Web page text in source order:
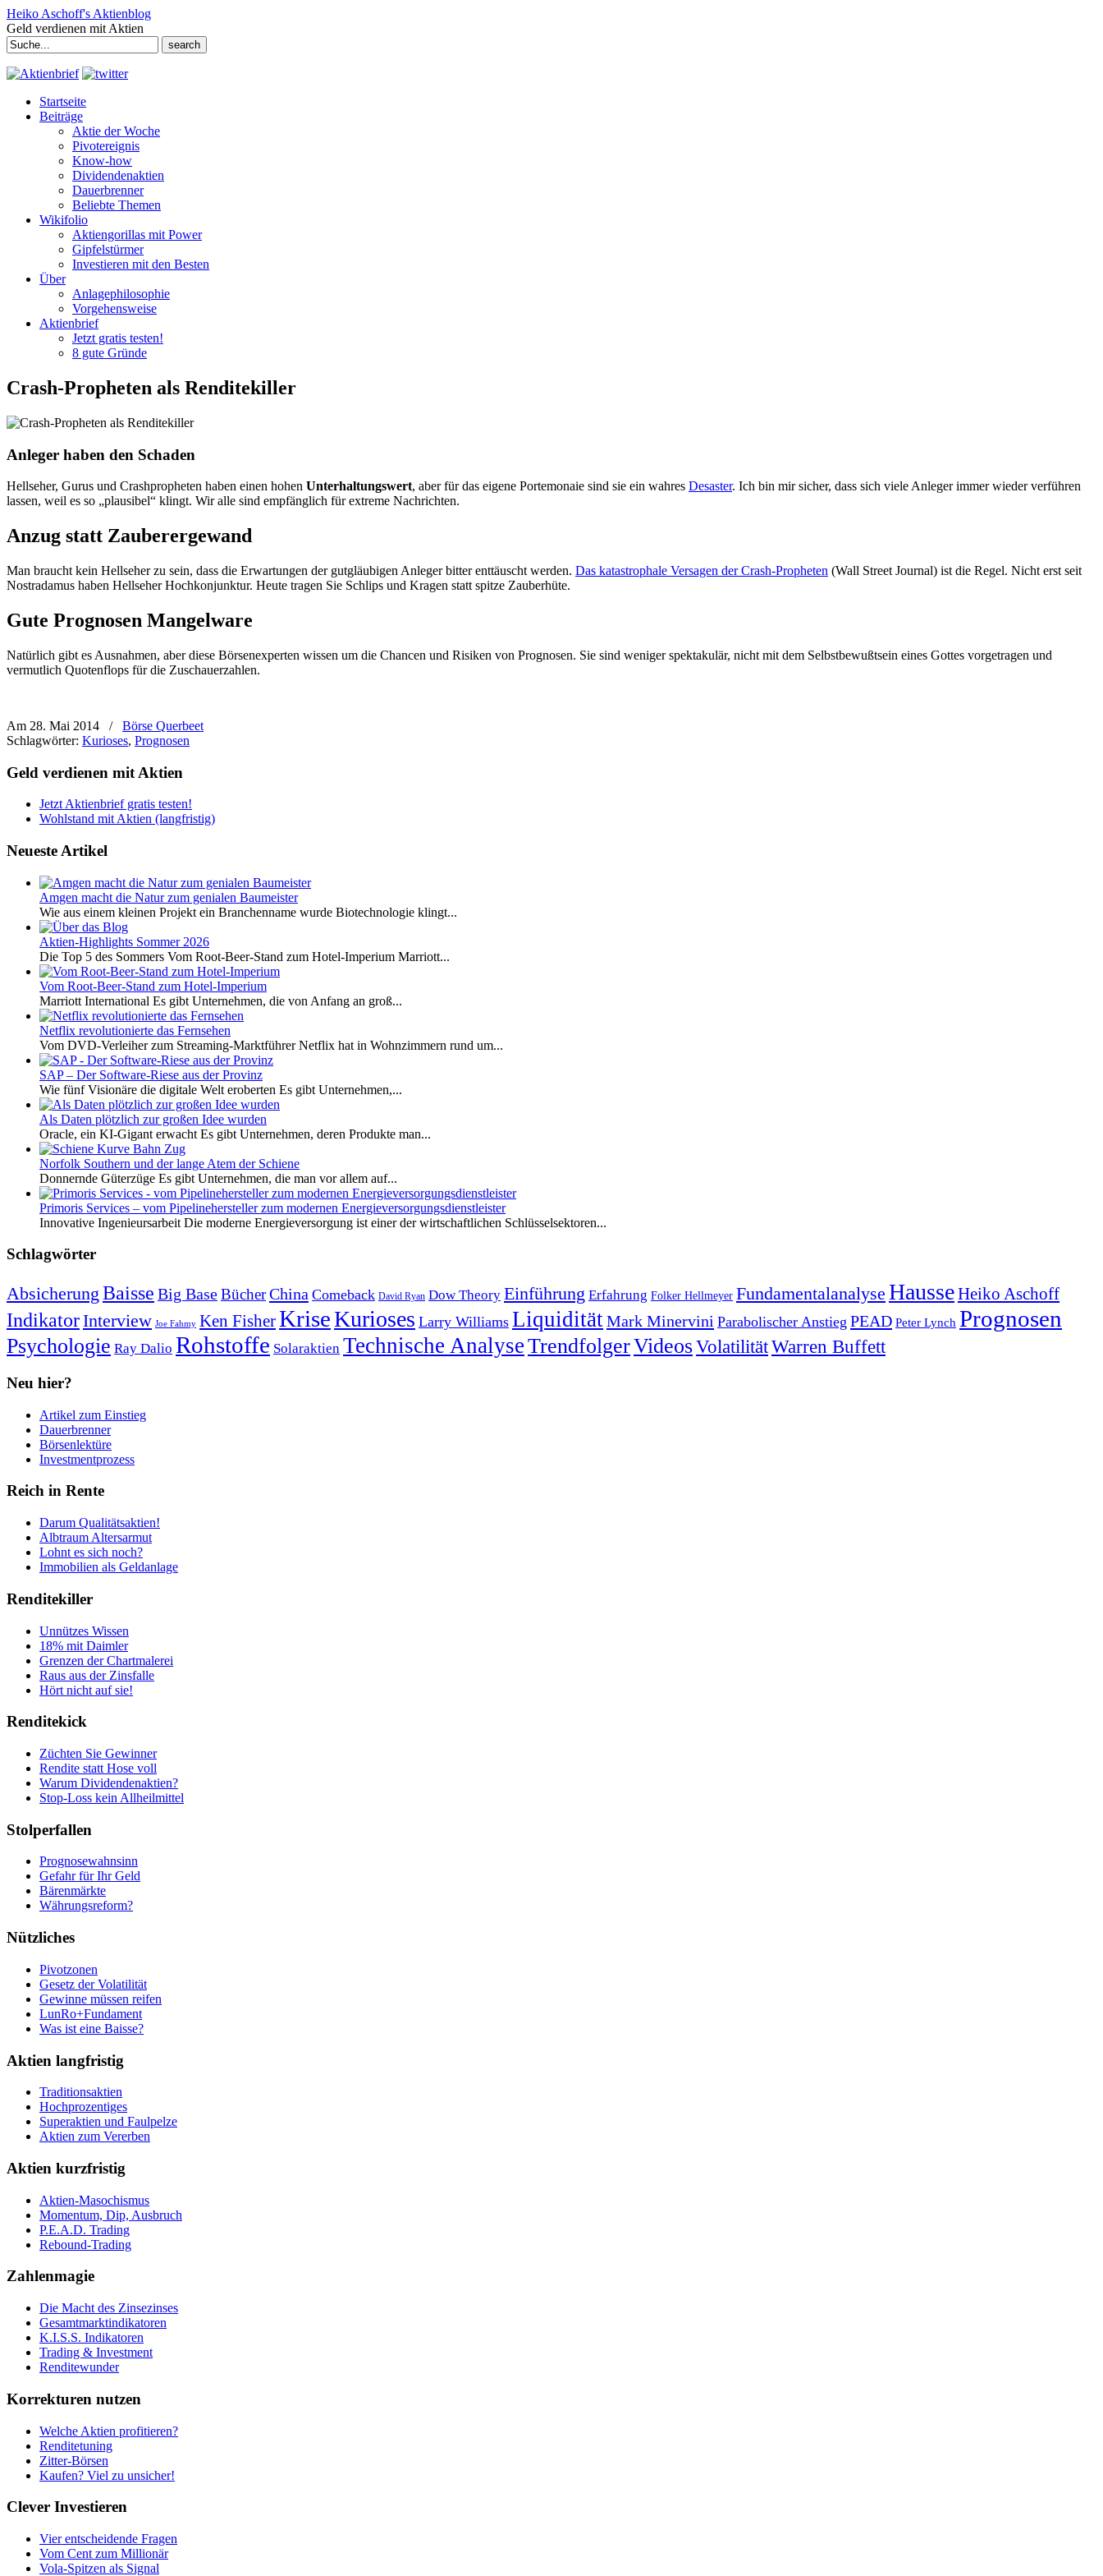
Heiko Aschoff's Aktienblog
Geld verdienen mit Aktien
Search
for:
Startseite
Beiträge
Aktie der Woche
Pivotereignis
Know-how
Dividendenaktien
Dauerbrenner
Beliebte Themen
Wikifolio
Aktiengorillas mit Power
Gipfelstürmer
Investieren mit den Besten
Über
Anlagephilosophie
Vorgehensweise
Aktienbrief
Jetzt gratis testen!
8 gute Gründe
Crash-Propheten als Renditekiller
Anleger haben den Schaden
Hellseher, Gurus und Crashpropheten haben einen hohen Unterhaltungswert, aber für das eigene Portemonaie sind sie ein wahres Desaster. Ich bin mir sicher, dass sich viele Anleger immer wieder verführen
lassen, weil es so „plausibel“ klingt. Wir alle sind empfänglich für extreme Nachrichten.
Anzug statt Zauberergewand
Man braucht kein Hellseher zu sein, dass die Erwartungen der gutgläubigen Anleger bitter enttäuscht werden. Das katastrophale Versagen der Crash-Propheten (Wall Street Journal) ist die Regel. Nicht erst seit
Nostradamus haben Hellseher Hochkonjunktur. Heute tragen Sie Schlips und Kragen statt spitze Zauberhüte.
Gute Prognosen Mangelware
Natürlich gibt es Ausnahmen, aber diese Börsenexperten wissen um die Chancen und Risiken von Prognosen. Sie sind weniger spektakulär, nicht mit dem Selbstbewußtsein eines Gottes vorgetragen und
vermutlich Quotenflops für die Zuschauerzahlen.
Am 28. Mai 2014 /
Börse Querbeet
Schlagwörter: Kurioses, Prognosen
Geld verdienen mit Aktien
Jetzt Aktienbrief gratis testen!
Wohlstand mit Aktien (langfristig)
Neueste Artikel
Amgen macht die Natur zum genialen Baumeister
Wie aus einem kleinen Projekt ein Branchenname wurde Biotechnologie klingt...
Aktien-Highlights Sommer 2026
Die Top 5 des Sommers Vom Root-Beer-Stand zum Hotel-Imperium Marriott...
Vom Root-Beer-Stand zum Hotel-Imperium
Marriott International Es gibt Unternehmen, die von Anfang an groß...
Netflix revolutionierte das Fernsehen
Vom DVD-Verleiher zum Streaming-Marktführer Netflix hat in Wohnzimmern rund um...
SAP – Der Software-Riese aus der Provinz
Wie fünf Visionäre die digitale Welt eroberten Es gibt Unternehmen,...
Als Daten plötzlich zur großen Idee wurden
Oracle, ein KI-Gigant erwacht Es gibt Unternehmen, deren Produkte man...
Norfolk Southern und der lange Atem der Schiene
Donnernde Güterzüge Es gibt Unternehmen, die man vor allem auf...
Primoris Services – vom Pipelinehersteller zum modernen Energieversorgungsdienstleister
Innovative Ingenieursarbeit Die moderne Energieversorgung ist einer der wirtschaftlichen Schlüsselsektoren...
Schlagwörter
Absicherung Baisse Big BaseBücherChina Comeback David Ryan Dow Theory Einführung Erfahrung Folker Hellmeyer Fundamentalanalyse HausseHeiko Aschoff
IndikatorInterview Joe Fahmy Ken FisherKriseKurioses Larry Williams LiquiditätMark Minervini Parabolischer Anstieg PEAD Peter Lynch Prognosen
Psychologie Ray Dalio Rohstoffe Solaraktien Technische AnalyseTrendfolgerVideosVolatilitätWarren Buffett
Neu hier?
Artikel zum Einstieg
Dauerbrenner
Börsenlektüre
Investmentprozess
Reich in Rente
Darum Qualitätsaktien!
Albtraum Altersarmut
Lohnt es sich noch?
Immobilien als Geldanlage
Renditekiller
Unnützes Wissen
18% mit Daimler
Grenzen der Chartmalerei
Raus aus der Zinsfalle
Hört nicht auf sie!
Renditekick
Züchten Sie Gewinner
Rendite statt Hose voll
Warum Dividendenaktien?
Stop-Loss kein Allheilmittel
Stolperfallen
Prognosewahnsinn
Gefahr für Ihr Geld
Bärenmärkte
Währungsreform?
Nützliches
Pivotzonen
Gesetz der Volatilität
Gewinne müssen reifen
LunRo+Fundament
Was ist eine Baisse?
Aktien langfristig
Traditionsaktien
Hochprozentiges
Superaktien und Faulpelze
Aktien zum Vererben
Aktien kurzfristig
Aktien-Masochismus
Momentum, Dip, Ausbruch
P.E.A.D. Trading
Rebound-Trading
Zahlenmagie
Die Macht des Zinsezinses
Gesamtmarktindikatoren
K.I.S.S. Indikatoren
Trading & Investment
Renditewunder
Korrekturen nutzen
Welche Aktien profitieren?
Renditetuning
Zitter-Börsen
Kaufen? Viel zu unsicher!
Clever Investieren
Vier entscheidende Fragen
Vom Cent zum Millionär
Vola-Spitzen als Signal